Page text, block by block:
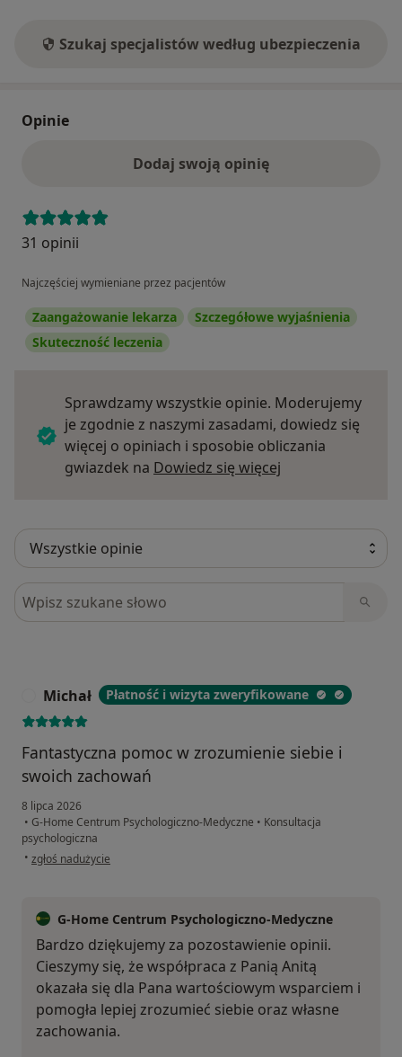
Szukaj specjalistów według ubezpieczenia
Opinie
Dodaj swoją opinię
31 opinii
Najczęściej wymieniane przez pacjentów
Zaangażowanie lekarza
Szczegółowe wyjaśnienia
Skuteczność leczenia
Sprawdzamy wszystkie opinie. Moderujemy
je zgodnie z naszymi zasadami, dowiedz się
więcej o opiniach i sposobie obliczania
gwiazdek na Dowiedz się więcej
Szukaj w opiniach
Michał Płatność i wizyta zweryfikowane
Fantastyczna pomoc w zrozumienie siebie i
swoich zachowań
8 lipca 2026
• G-Home Centrum Psychologiczno-Medyczne • Konsultacja
psychologiczna
• w opinii użytkownika Michał
zgłoś nadużycie
G-Home Centrum Psychologiczno-Medyczne
Bardzo dziękujemy za pozostawienie opinii.
Cieszymy się, że współpraca z Panią Anitą
okazała się dla Pana wartościowym wsparciem i
pomogła lepiej zrozumieć siebie oraz własne
zachowania.